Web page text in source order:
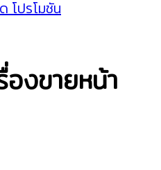
โปรโมชัน
งขายหน้า